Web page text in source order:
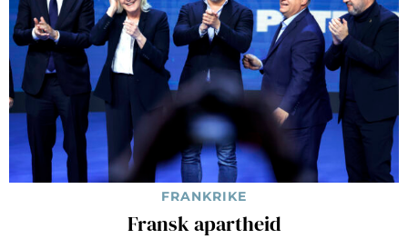
FRANKRIKE
Fransk apartheid